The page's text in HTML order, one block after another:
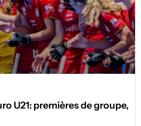
U21: premières de groupe,